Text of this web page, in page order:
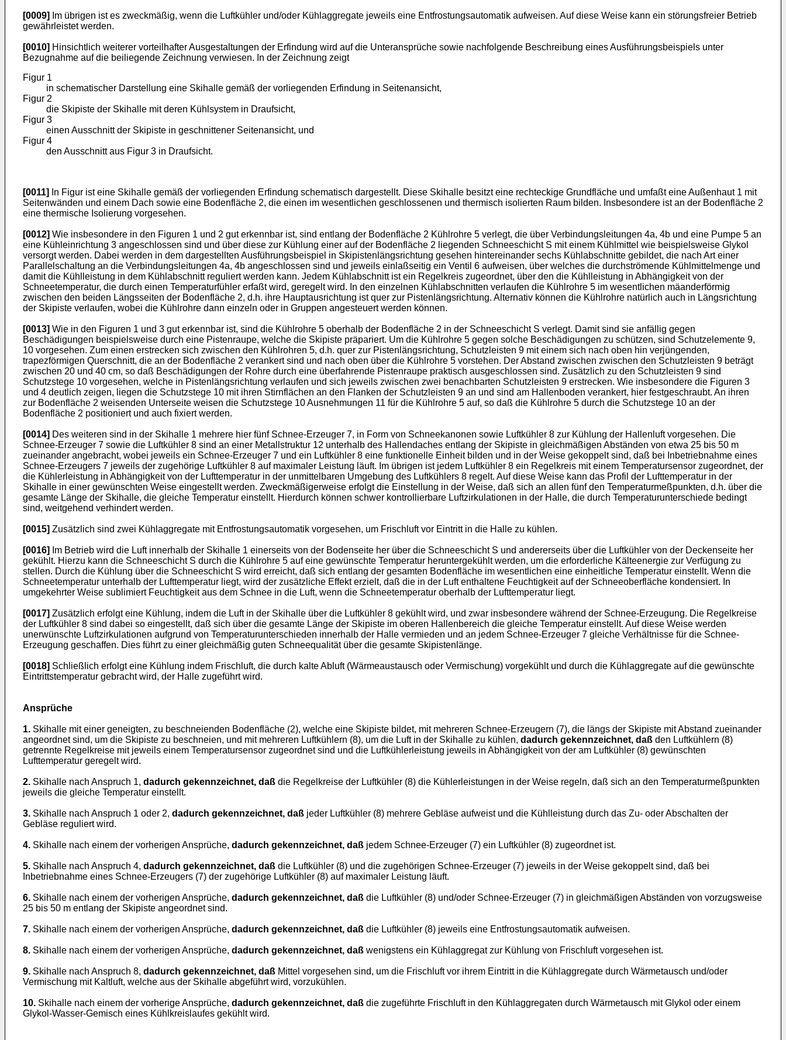
[0009]
Im übrigen ist es zweckmäßig, wenn die Luftkühler und/oder Kühlaggregate jeweils eine Entfrostungsautomatik aufweisen. Auf diese Weise kann ein störungsfreier Betrieb
gewährleistet werden.
[0010] Hinsichtlich weiterer vorteilhafter Ausgestaltungen der Erfindung wird auf die Unteransprüche sowie nachfolgende Beschreibung eines Ausführungsbeispiels unter
Bezugnahme auf die beiliegende Zeichnung verwiesen. In der Zeichnung zeigt
Figur 1
in schematischer Darstellung eine Skihalle gemäß der vorliegenden Erfindung in Seitenansicht,
Figur 2
die Skipiste der Skihalle mit deren Kühlsystem in Draufsicht,
Figur 3
einen Ausschnitt der Skipiste in geschnittener Seitenansicht, und
Figur 4
den Ausschnitt aus Figur 3 in Draufsicht.
[0011]
In Figur ist eine Skihalle gemäß der vorliegenden Erfindung schematisch dargestellt. Diese Skihalle besitzt eine rechteckige Grundfläche und umfaßt eine Außenhaut 1 mit
Seitenwänden und einem Dach sowie eine Bodenfläche 2, die einen im wesentlichen geschlossenen und thermisch isolierten Raum bilden. Insbesondere ist an der Bodenfläche 2
eine thermische Isolierung vorgesehen.
[0012] Wie insbesondere in den Figuren 1 und 2 gut erkennbar ist, sind entlang der Bodenfläche 2 Kühlrohre 5 verlegt, die über Verbindungsleitungen 4a, 4b und eine Pumpe 5 an
eine Kühleinrichtung 3 angeschlossen sind und über diese zur Kühlung einer auf der Bodenfläche 2 liegenden Schneeschicht S mit einem Kühlmittel wie beispielsweise Glykol
versorgt werden. Dabei werden in dem dargestellten Ausführungsbeispiel in Skipistenlängsrichtung gesehen hintereinander sechs Kühlabschnitte gebildet, die nach Art einer
Parallelschaltung an die Verbindungsleitungen 4a, 4b angeschlossen sind und jeweils einlaßseitig ein Ventil 6 aufweisen, über welches die durchströmende Kühlmittelmenge und
damit die Kühlleistung in dem Kühlabschnitt reguliert werden kann. Jedem Kühlabschnitt ist ein Regelkreis zugeordnet, über den die Kühlleistung in Abhängigkeit von der
Schneetemperatur, die durch einen Temperaturfühler erfaßt wird, geregelt wird. In den einzelnen Kühlabschnitten verlaufen die Kühlrohre 5 im wesentlichen mäanderförmig
zwischen den beiden Längsseiten der Bodenfläche 2, d.h. ihre Hauptausrichtung ist quer zur Pistenlängsrichtung. Alternativ können die Kühlrohre natürlich auch in Längsrichtung
der Skipiste verlaufen, wobei die Kühlrohre dann einzeln oder in Gruppen angesteuert werden können.
[0013] Wie in den Figuren 1 und 3 gut erkennbar ist, sind die Kühlrohre 5 oberhalb der Bodenfläche 2 in der Schneeschicht S verlegt. Damit sind sie anfällig gegen
Beschädigungen beispielsweise durch eine Pistenraupe, welche die Skipiste präpariert. Um die Kühlrohre 5 gegen solche Beschädigungen zu schützen, sind Schutzelemente 9,
10 vorgesehen. Zum einen erstrecken sich zwischen den Kühlrohren 5, d.h. quer zur Pistenlängsrichtung, Schutzleisten 9 mit einem sich nach oben hin verjüngenden,
trapezförmigen Querschnitt, die an der Bodenfläche 2 verankert sind und nach oben über die Kühlrohre 5 vorstehen. Der Abstand zwischen zwischen den Schutzleisten 9 beträgt
zwischen 20 und 40 cm, so daß Beschädigungen der Rohre durch eine überfahrende Pistenraupe praktisch ausgeschlossen sind. Zusätzlich zu den Schutzleisten 9 sind
Schutzstege 10 vorgesehen, welche in Pistenlängsrichtung verlaufen und sich jeweils zwischen zwei benachbarten Schutzleisten 9 erstrecken. Wie insbesondere die Figuren 3
und 4 deutlich zeigen, liegen die Schutzstege 10 mit ihren Stirnflächen an den Flanken der Schutzleisten 9 an und sind am Hallenboden verankert, hier festgeschraubt. An ihren
zur Bodenfläche 2 weisenden Unterseite weisen die Schutzstege 10 Ausnehmungen 11 für die Kühlrohre 5 auf, so daß die Kühlrohre 5 durch die Schutzstege 10 an der
Bodenfläche 2 positioniert und auch fixiert werden.
[0014] Des weiteren sind in der Skihalle 1 mehrere hier fünf Schnee-Erzeuger 7, in Form von Schneekanonen sowie Luftkühler 8 zur Kühlung der Hallenluft vorgesehen. Die
Schnee-Erzeuger 7 sowie die Luftkühler 8 sind an einer Metallstruktur 12 unterhalb des Hallendaches entlang der Skipiste in gleichmäßigen Abständen von etwa 25 bis 50 m
zueinander angebracht, wobei jeweils ein Schnee-Erzeuger 7 und ein Luftkühler 8 eine funktionelle Einheit bilden und in der Weise gekoppelt sind, daß bei Inbetriebnahme eines
Schnee-Erzeugers 7 jeweils der zugehörige Luftkühler 8 auf maximaler Leistung läuft. Im übrigen ist jedem Luftkühler 8 ein Regelkreis mit einem Temperatursensor zugeordnet, der
die Kühlerleistung in Abhängigkeit von der Lufttemperatur in der unmittelbaren Umgebung des Luftkühlers 8 regelt. Auf diese Weise kann das Profil der Lufttemperatur in der
Skihalle in einer gewünschten Weise eingestellt werden. Zweckmäßigerweise erfolgt die Einstellung in der Weise, daß sich an allen fünf den Temperaturmeßpunkten, d.h. über die
gesamte Länge der Skihalle, die gleiche Temperatur einstellt. Hierdurch können schwer kontrollierbare Luftzirkulationen in der Halle, die durch Temperaturunterschiede bedingt
sind, weitgehend verhindert werden.
[0015] Zusätzlich sind zwei Kühlaggregate mit Entfrostungsautomatik vorgesehen, um Frischluft vor Eintritt in die Halle zu kühlen.
[0016]
Im Betrieb wird die Luft innerhalb der Skihalle 1 einerseits von der Bodenseite her über die Schneeschicht S und andererseits über die Luftkühler von der Deckenseite her
gekühlt. Hierzu kann die Schneeschicht S durch die Kühlrohre 5 auf eine gewünschte Temperatur heruntergekühlt werden, um die erforderliche Kälteenergie zur Verfügung zu
stellen. Durch die Kühlung über die Schneeschicht S wird erreicht, daß sich entlang der gesamten Bodenfläche im wesentlichen eine einheitliche Temperatur einstellt. Wenn die
Schneetemperatur unterhalb der Lufttemperatur liegt, wird der zusätzliche Effekt erzielt, daß die in der Luft enthaltene Feuchtigkeit auf der Schneeoberfläche kondensiert. In
umgekehrter Weise sublimiert Feuchtigkeit aus dem Schnee in die Luft, wenn die Schneetemperatur oberhalb der Lufttemperatur liegt.
[0017] Zusätzlich erfolgt eine Kühlung, indem die Luft in der Skihalle über die Luftkühler 8 gekühlt wird, und zwar insbesondere während der Schnee-Erzeugung. Die Regelkreise
der Luftkühler 8 sind dabei so eingestellt, daß sich über die gesamte Länge der Skipiste im oberen Hallenbereich die gleiche Temperatur einstellt. Auf diese Weise werden
unerwünschte Luftzirkulationen aufgrund von Temperaturunterschieden innerhalb der Halle vermieden und an jedem Schnee-Erzeuger 7 gleiche Verhältnisse für die Schnee-
Erzeugung geschaffen. Dies führt zu einer gleichmäßig guten Schneequalität über die gesamte Skipistenlänge.
[0018] Schließlich erfolgt eine Kühlung indem Frischluft, die durch kalte Abluft (Wärmeaustausch oder Vermischung) vorgekühlt und durch die Kühlaggregate auf die gewünschte
Eintrittstemperatur gebracht wird, der Halle zugeführt wird.
Ansprüche
1. Skihalle mit einer geneigten, zu beschneienden Bodenfläche (2), welche eine Skipiste bildet, mit mehreren Schnee-Erzeugern (7), die längs der Skipiste mit Abstand zueinander
angeordnet sind, um die Skipiste zu beschneien, und mit mehreren Luftkühlern (8), um die Luft in der Skihalle zu kühlen, dadurch gekennzeichnet, daß den Luftkühlern (8)
getrennte Regelkreise mit jeweils einem Temperatursensor zugeordnet sind und die Luftkühlerleistung jeweils in Abhängigkeit von der am Luftkühler (8) gewünschten
Lufttemperatur geregelt wird.
2. Skihalle nach Anspruch 1, dadurch gekennzeichnet, daß die Regelkreise der Luftkühler (8) die Kühlerleistungen in der Weise regeln, daß sich an den Temperaturmeßpunkten
jeweils die gleiche Temperatur einstellt.
3. Skihalle nach Anspruch 1 oder 2, dadurch gekennzeichnet, daß jeder Luftkühler (8) mehrere Gebläse aufweist und die Kühlleistung durch das Zu- oder Abschalten der
Gebläse reguliert wird.
4. Skihalle nach einem der vorherigen Ansprüche, dadurch gekennzeichnet, daß jedem Schnee-Erzeuger (7) ein Luftkühler (8) zugeordnet ist.
5. Skihalle nach Anspruch 4, dadurch gekennzeichnet, daß die Luftkühler (8) und die zugehörigen Schnee-Erzeuger (7) jeweils in der Weise gekoppelt sind, daß bei
Inbetriebnahme eines Schnee-Erzeugers (7) der zugehörige Luftkühler (8) auf maximaler Leistung läuft.
6. Skihalle nach einem der vorherigen Ansprüche, dadurch gekennzeichnet, daß die Luftkühler (8) und/oder Schnee-Erzeuger (7) in gleichmäßigen Abständen von vorzugsweise
25 bis 50 m entlang der Skipiste angeordnet sind.
7. Skihalle nach einem der vorherigen Ansprüche, dadurch gekennzeichnet, daß die Luftkühler (8) jeweils eine Entfrostungsautomatik aufweisen.
8. Skihalle nach einem der vorherigen Ansprüche, dadurch gekennzeichnet, daß wenigstens ein Kühlaggregat zur Kühlung von Frischluft vorgesehen ist.
9. Skihalle nach Anspruch 8, dadurch gekennzeichnet, daß Mittel vorgesehen sind, um die Frischluft vor ihrem Eintritt in die Kühlaggregate durch Wärmetausch und/oder
Vermischung mit Kaltluft, welche aus der Skihalle abgeführt wird, vorzukühlen.
10. Skihalle nach einem der vorherige Ansprüche, dadurch gekennzeichnet, daß die zugeführte Frischluft in den Kühlaggregaten durch Wärmetausch mit Glykol oder einem
Glykol-Wasser-Gemisch eines Kühlkreislaufes gekühlt wird.